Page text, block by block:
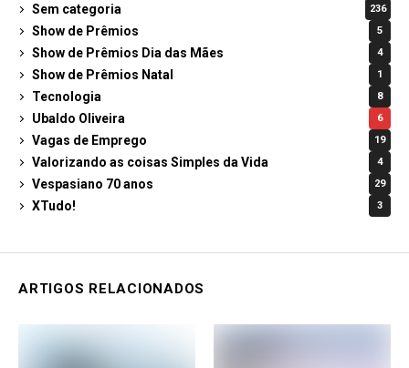
Sem categoria 236
Show de Prêmios 5
Show de Prêmios Dia das Mães 4
Show de Prêmios Natal 1
Tecnologia 8
Ubaldo Oliveira 6
Vagas de Emprego 19
Valorizando as coisas Simples da Vida 4
Vespasiano 70 anos 29
XTudo! 3
ARTIGOS RELACIONADOS